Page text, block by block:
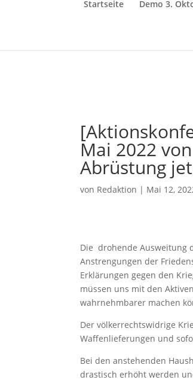
Startseite Demo 3.
Mai 2022
Abrüstung
von Redaktion | Mai 12,
Die drohende Ausweitung
Anstrengungen der
Erklärungen gegen den
müssen uns mit den
wahrnehmbarer machen
Der völkerrechtswidrige
Waffenlieferungen und
Bei den anstehenden
drastisch erhöht werden